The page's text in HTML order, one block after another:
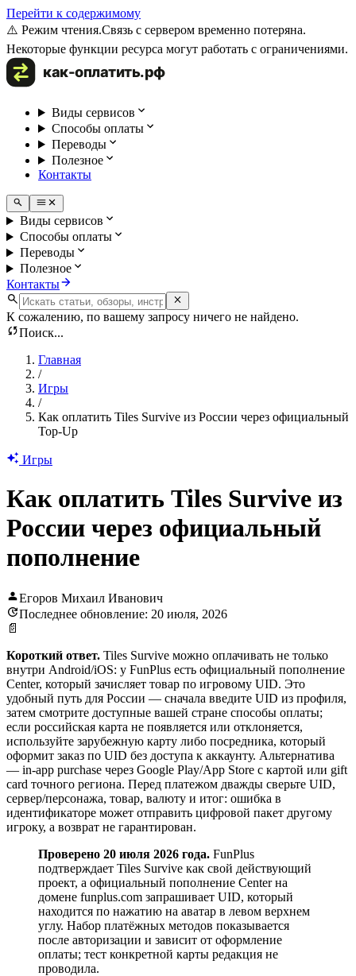
Перейти к содержимому
⚠️ Режим чтения.Связь с сервером временно потеряна.
Некоторые функции ресурса могут работать с ограничениями.
Виды сервисов
Способы оплаты
Переводы
Полезное
Контакты
Виды сервисов
Способы оплаты
Переводы
Полезное
Контакты
К сожалению, по вашему запросу ничего не найдено.
Поиск...
Главная
/
Игры
/
Как оплатить Tiles Survive из России через официальный
Top-Up
Игры
Как оплатить Tiles Survive из
России через официальный
пополнение
Егоров Михаил Иванович
Последнее обновление: 20 июля, 2026
📄
Короткий ответ. Tiles Survive можно оплачивать не только
внутри Android/iOS: у FunPlus есть официальный пополнение
Center, который зачисляет товар по игровому UID. Это
удобный путь для России — сначала введите UID из профиля,
затем смотрите доступные вашей стране способы оплаты;
если российская карта не появляется или отклоняется,
используйте зарубежную карту либо посредника, который
оформит заказ по UID без доступа к аккаунту. Альтернатива
— in-app purchase через Google Play/App Store с картой или gift
card точного региона. Перед платежом дважды сверьте UID,
сервер/персонажа, товар, валюту и итог: ошибка в
идентификаторе может отправить цифровой пакет другому
игроку, а возврат не гарантирован.
Проверено 20 июля 2026 года. FunPlus
подтверждает Tiles Survive как свой действующий
проект, а официальный пополнение Center на
домене funplus.com запрашивает UID, который
находится по нажатию на аватар в левом верхнем
углу. Набор платёжных методов показывается
после авторизации и зависит от оформление
оплаты; тест конкретной карты редакция не
проводила.